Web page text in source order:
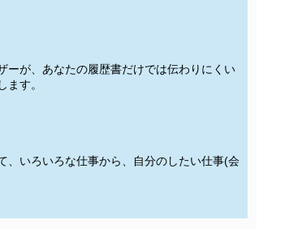
ーが、あなたの履歴書だけでは伝わりにくい
す。
、いろいろな仕事から、自分のしたい仕事(会